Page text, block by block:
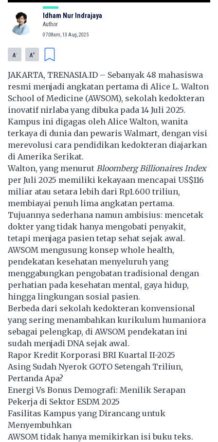
Idham Nur Indrajaya
Author
07:08am, 13 Aug, 2025
A- A+
JAKARTA, TRENASIA.ID – Sebanyak 48 mahasiswa
resmi menjadi angkatan pertama di Alice L. Walton
School of Medicine (AWSOM), sekolah kedokteran
inovatif nirlaba yang dibuka pada 14 Juli 2025.
Kampus ini digagas oleh Alice Walton, wanita
terkaya di dunia dan pewaris Walmart, dengan visi
merevolusi cara pendidikan kedokteran diajarkan
di Amerika Serikat.
Walton, yang menurut Bloomberg Billionaires Index
per Juli 2025 memiliki kekayaan mencapai US$116
miliar atau setara lebih dari Rp1.600 triliun,
membiayai penuh lima angkatan pertama.
Tujuannya sederhana namun ambisius: mencetak
dokter yang tidak hanya mengobati penyakit,
tetapi menjaga pasien tetap sehat sejak awal.
AWSOM mengusung konsep whole health,
pendekatan kesehatan menyeluruh yang
menggabungkan pengobatan tradisional dengan
perhatian pada kesehatan mental, gaya hidup,
hingga lingkungan sosial pasien.
Berbeda dari sekolah kedokteran konvensional
yang sering menambahkan kurikulum humaniora
sebagai pelengkap, di AWSOM pendekatan ini
sudah menjadi DNA sejak awal.
Rapor Kredit Korporasi BRI Kuartal II-2025
Asing Sudah Nyerok GOTO Setengah Triliun,
Pertanda Apa?
Energi Vs Bonus Demografi: Menilik Serapan
Pekerja di Sektor ESDM 2025
Fasilitas Kampus yang Dirancang untuk
Menyembuhkan
AWSOM tidak hanya memikirkan isi buku teks.